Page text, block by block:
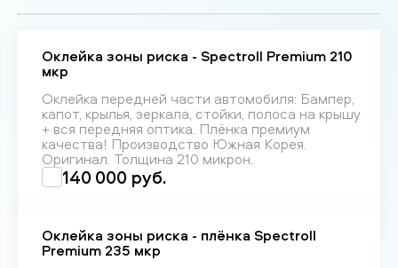
Оклейка зоны риска - Spectroll Premium 210
мкр
Оклейка передней части автомобиля: Бампер,
капот, крылья, зеркала, стойки, полоса на крышу
+ вся передняя оптика. Плёнка премиум
качества! Производство Южная Корея.
Оригинал. Толщина 210 микрон.
140 000 руб.
Оклейка зоны риска - плёнка Spectroll
Premium 235 мкр